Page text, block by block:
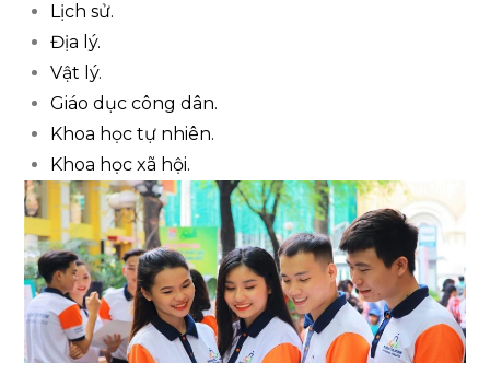
Lịch sử.
Địa lý.
Vật lý.
Giáo dục công dân.
Khoa học tự nhiên.
Khoa học xã hội.